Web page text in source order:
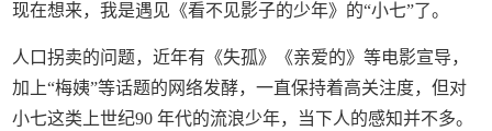
现在想来，我是遇见《看不见影子的少年》的“小七”了。
人口拐卖的问题，近年有《失孤》《亲爱的》等电影宣导，
加上“梅姨”等话题的网络发酵，一直保持着高关注度，但对
小七这类上世纪90 年代的流浪少年，当下人的感知并不多。